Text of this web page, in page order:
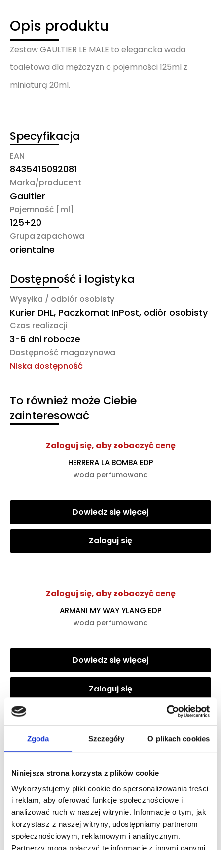
Zgoda Szczegóły O plikach cookies
Niniejsza strona korzysta z plików cookie
Wykorzystujemy pliki cookie do spersonalizowania treści
i reklam, aby oferować funkcje społecznościowe i
analizować ruch w naszej witrynie. Informacje o tym, jak
korzystasz z naszej witryny, udostępniamy partnerom
społecznościowym, reklamowym i analitycznym.
Partnerzy mogą połączyć te informacje z innymi danymi
Opis produktu
Zestaw GAULTIER LE MALE to elegancka woda
toaletowa dla mężczyzn o pojemności 125ml z
miniaturą 20ml.
Specyfikacja
EAN
8435415092081
Marka/producent
Gaultier
Pojemność [ml]
125+20
Grupa zapachowa
orientalne
Dostępność i logistyka
Wysyłka / odbiór osobisty
Kurier DHL, Paczkomat InPost, odiór osobisty
Czas realizacji
3-6 dni robocze
Dostępność magazynowa
Niska dostępność
To również może Ciebie
zainteresować
Zaloguj się, aby zobaczyć cenę
HERRERA LA BOMBA EDP
woda perfumowana
Dowiedz się więcej
Zaloguj się
Zaloguj się, aby zobaczyć cenę
ARMANI MY WAY YLANG EDP
woda perfumowana
Dowiedz się więcej
Zaloguj się
Zaloguj się, aby zobaczyć cenę
woda perfumowana
Zaloguj się